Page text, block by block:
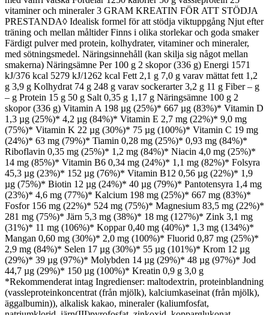
vitaminer och mineraler 3 GRAM KREATIN FÖR ATT STÖDJA
PRESTANDA◊ Idealisk formel för att stödja viktuppgång Njut efter
träning och mellan måltider Finns i olika storlekar och goda smaker
Färdigt pulver med protein, kolhydrater, vitaminer och mineraler,
med sötningsmedel. Näringsinnehåll (kan skilja sig något mellan
smakerna) Näringsämne Per 100 g 2 skopor (336 g) Energi 1571
kJ/376 kcal 5279 kJ/1262 kcal Fett 2,1 g 7,0 g varav mättat fett 1,2
g 3,9 g Kolhydrat 74 g 248 g varav sockerarter 3,2 g 11 g Fiber – g
– g Protein 15 g 50 g Salt 0,35 g 1,17 g Näringsämne 100 g 2
skopor (336 g) Vitamin A 198 µg (25%)* 667 µg (83%)* Vitamin D
1,3 µg (25%)* 4,2 µg (84%)* Vitamin E 2,7 mg (22%)* 9,0 mg
(75%)* Vitamin K 22 µg (30%)* 75 µg (100%)* Vitamin C 19 mg
(24%)* 63 mg (79%)* Tiamin 0,28 mg (25%)* 0,93 mg (84%)*
Riboflavin 0,35 mg (25%)* 1,2 mg (84%)* Niacin 4,0 mg (25%)*
14 mg (85%)* Vitamin B6 0,34 mg (24%)* 1,1 mg (82%)* Folsyra
45,3 µg (23%)* 152 µg (76%)* Vitamin B12 0,56 µg (22%)* 1,9
µg (75%)* Biotin 12 µg (24%)* 40 µg (79%)* Pantotensyra 1,4 mg
(23%)* 4,6 mg (77%)* Kalcium 198 mg (25%)* 667 mg (83%)*
Fosfor 156 mg (22%)* 524 mg (75%)* Magnesium 83,5 mg (22%)*
281 mg (75%)* Järn 5,3 mg (38%)* 18 mg (127%)* Zink 3,1 mg
(31%)* 11 mg (106%)* Koppar 0,40 mg (40%)* 1,3 mg (134%)*
Mangan 0,60 mg (30%)* 2,0 mg (100%)* Fluorid 0,87 mg (25%)*
2,9 mg (84%)* Selen 17 µg (30%)* 55 µg (101%)* Krom 12 µg
(29%)* 39 µg (97%)* Molybden 14 µg (29%)* 48 µg (97%)* Jod
44,7 µg (29%)* 150 µg (100%)* Kreatin 0,9 g 3,0 g
*Rekommenderat intag Ingredienser: maltodextrin, proteinblandning
(vassleproteinkoncentrat (från mjölk), kalciumkaseinat (från mjölk),
äggalbumin)), alkalisk kakao, mineraler (kaliumfosfat,